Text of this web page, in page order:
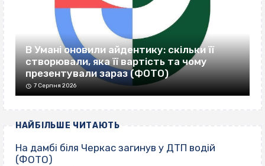
В Умані оновили айдентику: скільки її
створювали, яка її вартість та чому
презентували зараз (ФОТО)
7 Серпня 2026
НАЙБІЛЬШЕ ЧИТАЮТЬ
На дамбі біля Черкас загинув у ДТП водій
(ФОТО)